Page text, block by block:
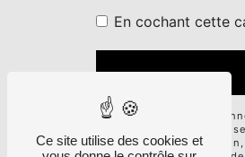
En cochant cette
** Les données
sous-traitants dans le
d’accès, de
Ce site utilise des cookies et